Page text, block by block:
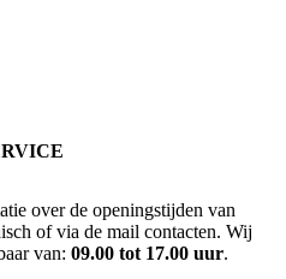
over de openingstijden van
of via de mail contacten. Wij
van: 09.00 tot 17.00 uur.